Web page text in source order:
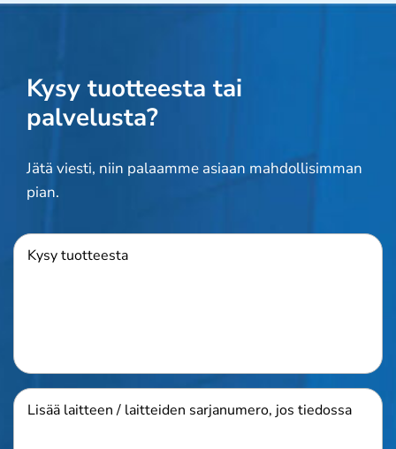
Kysy tuotteesta tai
palvelusta?
Jätä viesti, niin palaamme asiaan mahdollisimman
pian.
Tuote
Lisää
laitteen